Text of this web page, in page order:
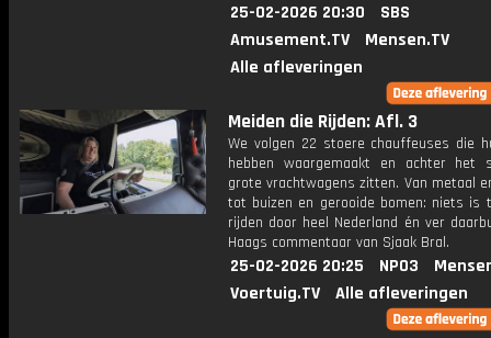
25-02-2026 20:30
SBS
Amusement.TV
Mensen.TV
Alle afleveringen
Meiden die Rijden: Afl. 3
We volgen 22 stoere chauffeuses die
hebben waargemaakt en achter het
grote vrachtwagens zitten. Van metaal
tot buizen en gerooide bomen: niets is
rijden door heel Nederland én ver
Haags commentaar van Sjaak Bral.
25-02-2026 20:25 NPO3
Voertuig.TV
Alle afleveringen